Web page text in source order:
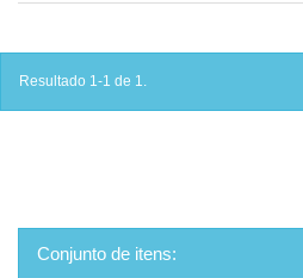
Resultado 1-1 de 1.
Conjunto de itens: